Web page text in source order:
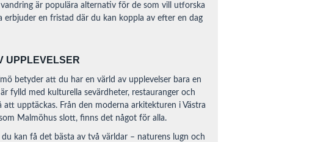
är populära alternativ för de som vill utforska
en fristad där du kan koppla av efter en dag
UPPLEVELSER
betyder att du har en värld av upplevelser bara en
fylld med kulturella sevärdheter, restauranger och
upptäckas. Från den moderna arkitekturen i Västra
Malmöhus slott, finns det något för alla.
kan få det bästa av två världar – naturens lugn och